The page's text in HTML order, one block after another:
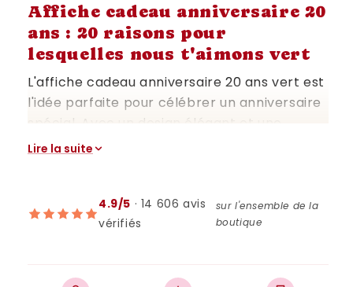
Affiche cadeau anniversaire 20
ans : 20 raisons pour
lesquelles nous t'aimons vert
L'affiche cadeau anniversaire 20 ans vert est
l'idée parfaite pour célébrer un anniversaire
spécial. Avec un design élégant et une
couleur vert apaisante, cette affiche est un
cadeau qui restera gravé dans les mémoires
grâce à cette affiche numérique à
Lire la suite
4.9/5 · 14 606 avis
vérifiés
sur l'ensemble de la
boutique